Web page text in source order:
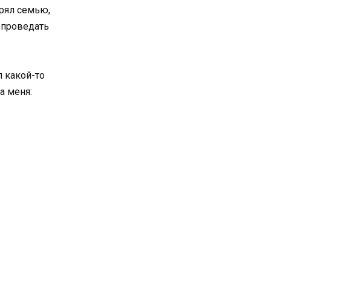
семью,
какой-то
меня: